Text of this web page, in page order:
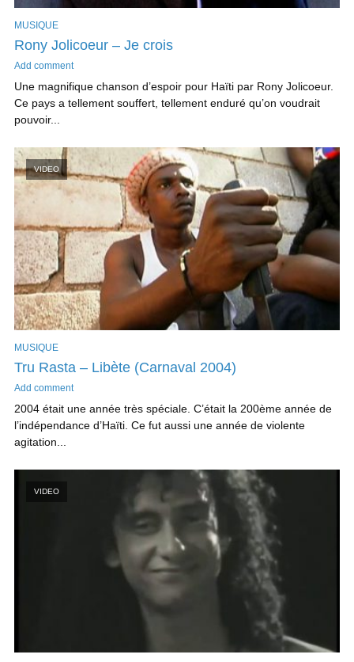
MUSIQUE
Rony Jolicoeur – Je crois
Add comment
Une magnifique chanson d’espoir pour Haïti par Rony Jolicoeur.
Ce pays a tellement souffert, tellement enduré qu’on voudrait
pouvoir...
VIDEO
MUSIQUE
Tru Rasta – Libète (Carnaval 2004)
Add comment
2004 était une année très spéciale. C’était la 200ème année de
l’indépendance d’Haïti. Ce fut aussi une année de violente
agitation...
VIDEO